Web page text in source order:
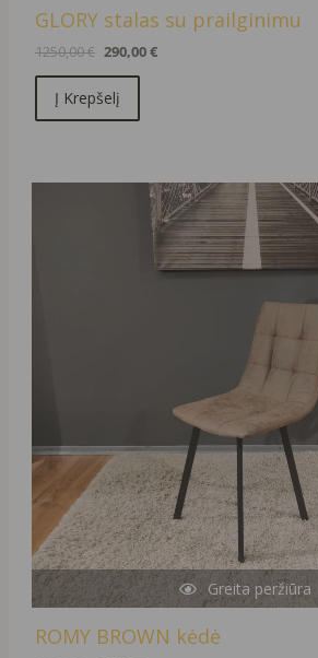
GLORY stalas su prailginimu
1250,00€ 290,00€
Į Krepšelį
Greita peržiūra
ROMY BROWN kėdė
Current
price
is:
39,00 €.